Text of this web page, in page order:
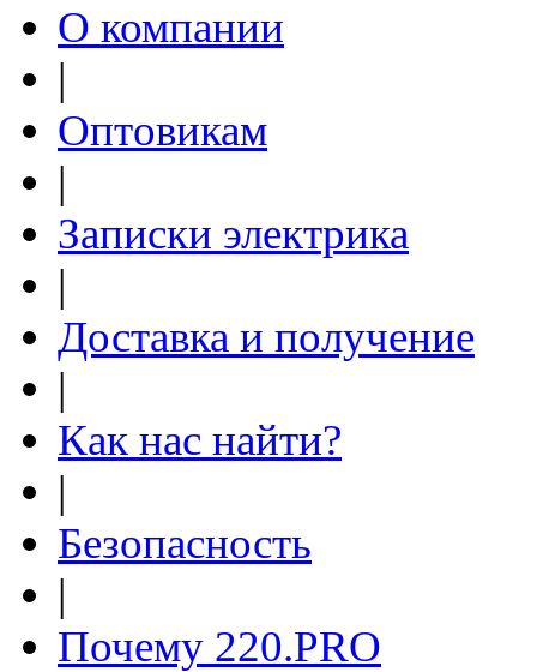
О компании
|
Оптовикам
|
Записки электрика
|
Доставка и получение
|
Как нас найти?
|
Безопасность
|
Почему 220.PRO